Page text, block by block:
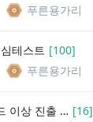
푸른용가리
테스트 [100]
푸른용가리
[LCK] T1 롤드컵 2시드 이상 진출 확정 [16]